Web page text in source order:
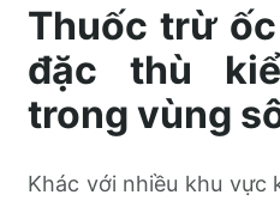
Thuốc trừ
đặc thù
trong vùng
Khác với nhiều khu vực